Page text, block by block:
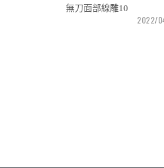
無刀面部線雕10
2022/